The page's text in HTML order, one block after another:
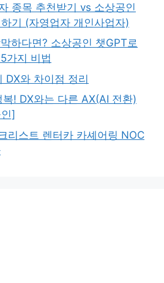
종목 추천받기 vs 소상공인
기 (자영업자 개인사업자)
하다면? 소상공인 챗GPT로
가지 비법
DX와 차이점 정리
! DX와는 다른 AX(AI 전환)
]
리스트 렌터카 카셰어링 NOC